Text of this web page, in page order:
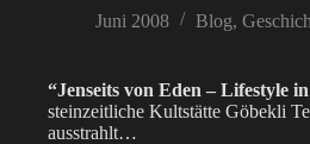
Juni 2008 Blog,
“Jenseits von Eden – Lifestyle
steinzeitliche Kultstätte Göbekli
ausstrahlt…